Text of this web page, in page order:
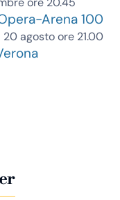
Arena 100
20 agosto ore 21.00